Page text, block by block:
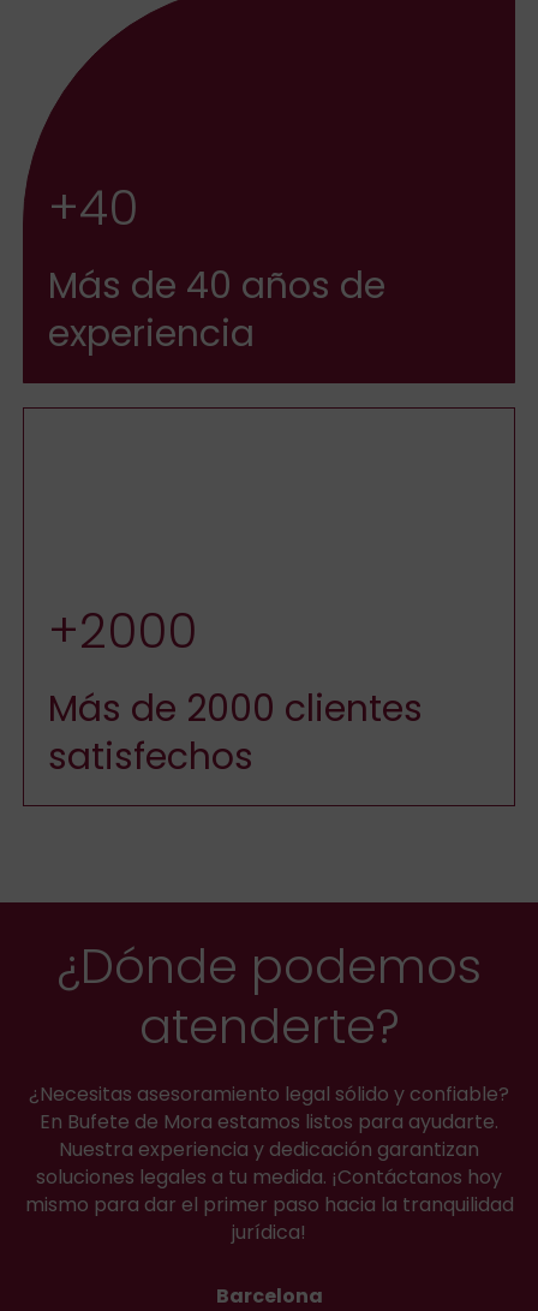
+40
Más de 40 años de
experiencia
+2000
Más de 2000 clientes
satisfechos
¿Dónde podemos
atenderte?
¿Necesitas asesoramiento legal sólido y confiable?
En Bufete de Mora estamos listos para ayudarte.
Nuestra experiencia y dedicación garantizan
soluciones legales a tu medida. ¡Contáctanos hoy
mismo para dar el primer paso hacia la tranquilidad
jurídica!
Barcelona